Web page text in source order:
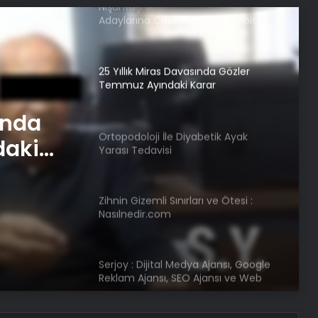
25 Yıllık Miras Davasında Gözler
Temmuz Ayındaki Karar
Duruşmasına Çevrildi
Ortopodoloji İle Diyabetik Ayak
Yarası Tedavisi
Zihnin Gizemli Sınırları ve Ötesi :
Nasılnedir.com
Serjoy : Dijital Medya Ajansı, Google
Reklam Ajansı, SEO Ajansı ve Web
UETDS Nedir ? Uetds.com İle Akıllı
Dijital Taşımacılık Yazılımı